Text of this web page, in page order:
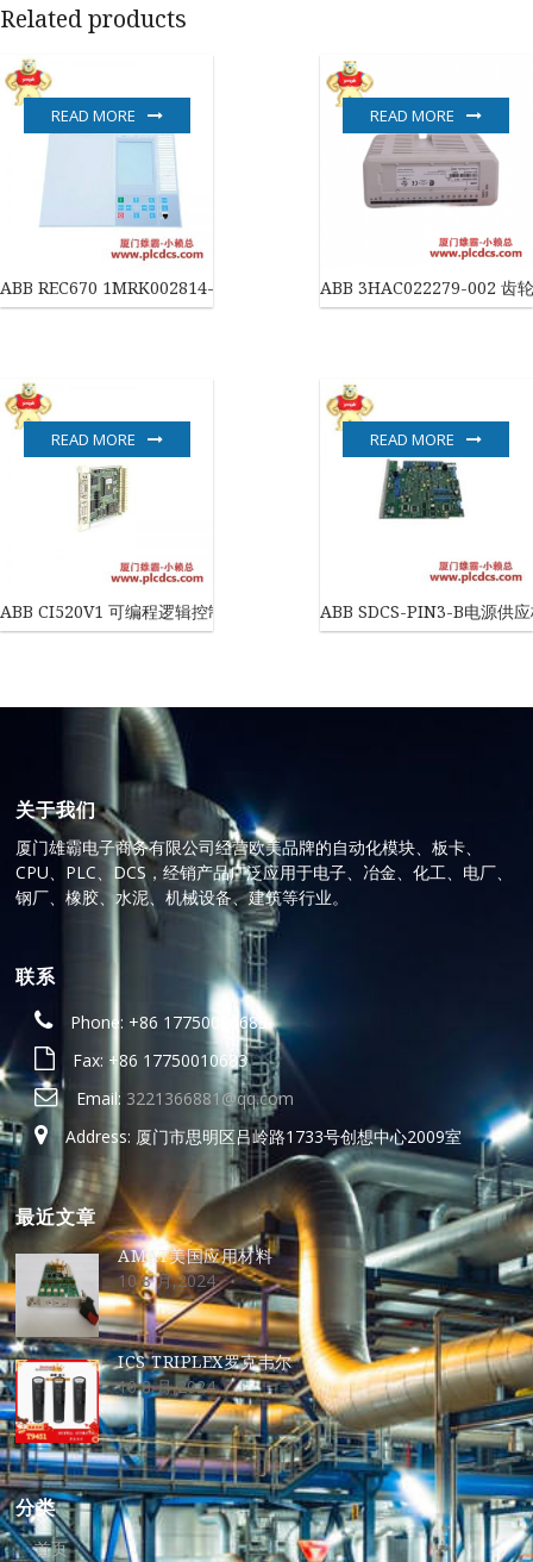
Related products
ABB REC670 1MRK002814-AB 高性能继电器模块
READ MORE
ABB 3HAC022279-002 齿
READ MORE
ABB CI520V1 可编程逻辑控制器通信模块
READ MORE
ABB SDCS-PIN3-B电源供
READ MORE
关于我们
厦门雄霸电子商务有限公司经营欧美品牌的自动化模块、板卡、
CPU、PLC、DCS，经销产品广泛应用于电子、冶金、化工、电厂、
钢厂、橡胶、水泥、机械设备、建筑等行业。
联系
Phone: +86 17750010683
Fax: +86 17750010683
Email: 3221366881@qq.com
Address: 厦门市思明区吕岭路1733号创想中心2009室
最近文章
AMAT美国应用材料
10 8 月,2024
ICS TRIPLEX罗克韦尔
10 8 月,2024
分类
首页